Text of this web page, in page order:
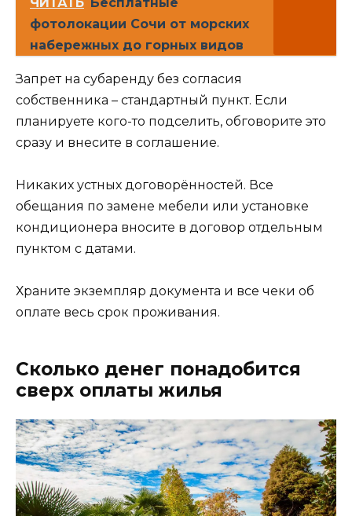
фотолокации Сочи от морских
набережных до горных видов
Запрет на субаренду без согласия
собственника – стандартный пункт. Если
планируете кого-то подселить, обговорите это
сразу и внесите в соглашение.
Никаких устных договорённостей. Все
обещания по замене мебели или установке
кондиционера вносите в договор отдельным
пунктом с датами.
Храните экземпляр документа и все чеки об
оплате весь срок проживания.
Сколько денег понадобится
сверх оплаты жилья